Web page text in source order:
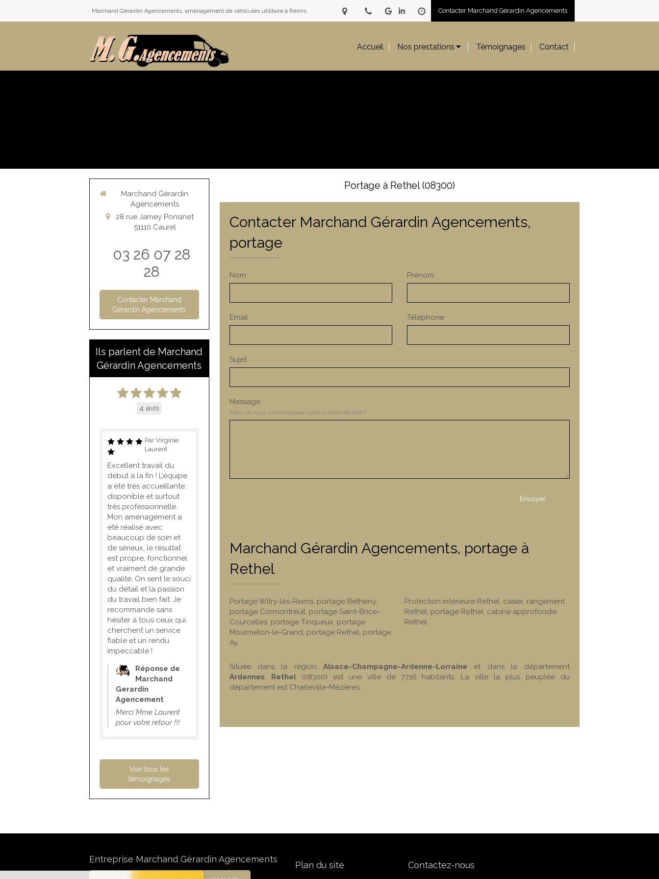
Marchand Gérardin Agencements, aménagement de véhicules utilitaire à Reims Contacter Marchand Gérardin Agencements
Accueil Nos prestations Témoignages Contact
Portage à Rethel (08300)
Contacter Marchand Gérardin Agencements,
portage
Nom Prénom
Email Téléphone
Sujet
Message
Merci de nous communiquer votre numéro de SIRET
Envoyer
Marchand Gérardin Agencements, portage à
Rethel
Portage Witry-lès-Reims, portage Bétheny,
portage Cormontreuil, portage Saint-Brice-
Courcelles, portage Tinqueux, portage
Mourmelon-le-Grand, portage Rethel, portage
Ay
Protection intérieure Rethel, casier, rangement
Rethel, portage Rethel, cabine approfondie
Rethel
Située dans la régionAlsace-Champagne-Ardenne-Lorraine et dans le département
Ardennes, Rethel (08300) est une ville de 7716 habitants. La ville la plus peuplée du
département est Charleville-Mézières.
Marchand Gérardin
Agencements
28 rue Jamey Ponsinet
51110 Caurel
03 26 07 28
28
Contacter Marchand
Gérardin Agencements
Ils parlent de Marchand
Gérardin Agencements
4 avis
Par Virginie
Laurent
Excellent travail du
début à la fin ! L’équipe
a été très accueillante,
disponible et surtout
très professionnelle.
Mon aménagement a
été réalisé avec
beaucoup de soin et
de sérieux, le résultat
est propre, fonctionnel
et vraiment de grande
qualité. On sent le souci
du détail et la passion
du travail bien fait. Je
recommande sans
hésiter à tous ceux qui
cherchent un service
fiable et un rendu
impeccable !
Réponse de
Marchand
Gerardin
Agencement
Merci Mme Laurent
pour votre retour !!!
Voir tous les
témoignages
Entreprise Marchand Gérardin Agencements
Plan du site Contactez-nous